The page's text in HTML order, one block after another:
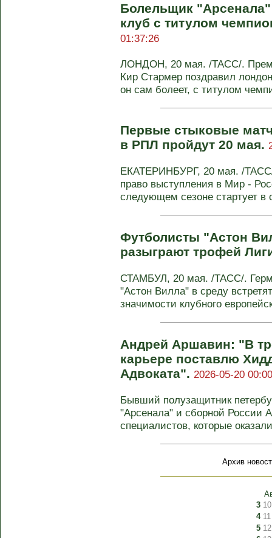
Болельщик
клуб с титулом
01:37:26
ЛОНДОН, 20 мая. /ТАСС/.
Кир Стармер поздравил
он сам болеет, с титулом
Первые стыковые
в РПЛ пройдут 20 мая.
ЕКАТЕРИНБУРГ, 20 мая. /
право выступления в Мир -
следующем сезоне стартует в
Футболисты "Астон
разыграют трофей
СТАМБУЛ, 20 мая. /ТАСС/.
"Астон Вилла" в среду
значимости клубного
Андрей Аршавин: "В
карьере поставлю
Адвоката". 2026-05-20
Бывший полузащитник
"Арсенала" и сборной России
специалистов, которые
Архив
3 10
4 11
5 12